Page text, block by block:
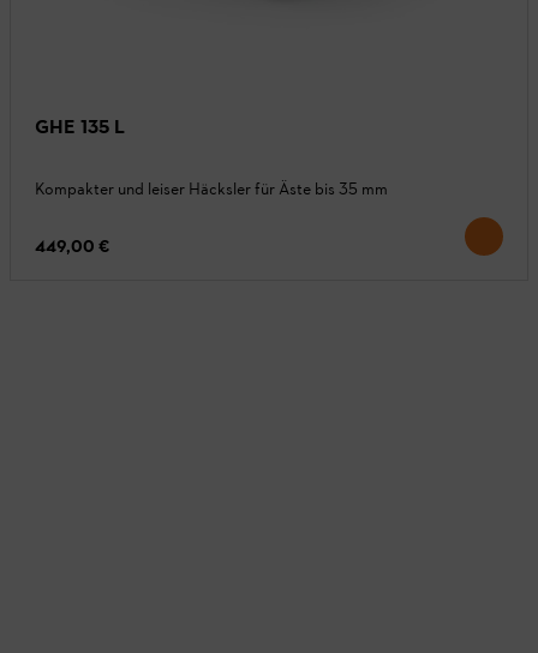
GHE 135 L
Kompakter und leiser Häcksler für Äste bis 35 mm
449,00 €